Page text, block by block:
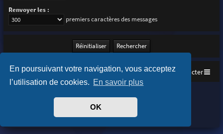
En poursuivant votre navigation, vous acceptez
l’utilisation de cookies. En savoir plus
OK
Renvoyer les :
premiers caractères des messages
Accueil Index du forum Nous contacter
Développé par
® Forum Software © phpBB Limited
Traduit par
Confidentialité|Conditions